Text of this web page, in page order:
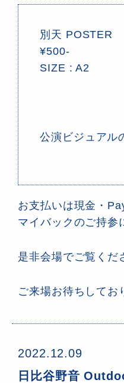
別天 POSTER
¥500-
SIZE : A2
公演ビジュアル
お支払いは現金・
マイバックのご持参
是非会場でご覧くだ
ご来場お待ちしてお
2022.12.09
日比谷野音